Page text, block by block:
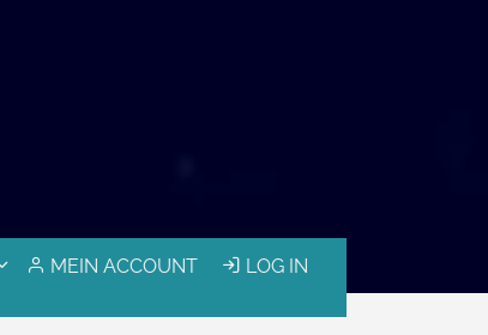
MEIN ACCOUNT LOG IN